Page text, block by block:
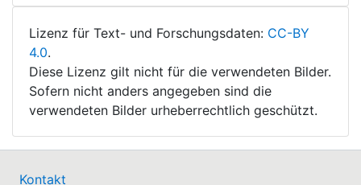
Lizenz für Text- und Forschungsdaten: CC-BY
4.0.
Diese Lizenz gilt nicht für die verwendeten Bilder.
Sofern nicht anders angegeben sind die
verwendeten Bilder urheberrechtlich geschützt.
Kontakt